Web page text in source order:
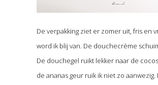
De verpakking ziet er zomer uit, fris en
word ik blij van. De douchecrème
De douchegel ruikt lekker naar de
de ananas geur ruik ik niet zo aanwezig.